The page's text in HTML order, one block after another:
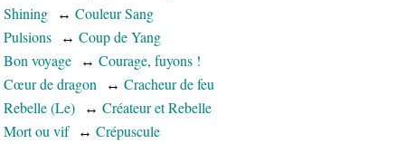
Shining
↔ Couleur Sang
Pulsions
↔ Coup de Yang
Bon voyage
↔ Courage, fuyons !
Cœur de dragon
↔ Cracheur de feu
Rebelle (Le)
↔ Créateur et Rebelle
Mort ou vif ↔ Crépuscule